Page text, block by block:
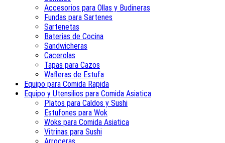
Accesorios para Ollas y Budineras
Fundas para Sartenes
Sartenetas
Baterias de Cocina
Sandwicheras
Cacerolas
Tapas para Cazos
Wafleras de Estufa
Equipo para Comida Rapida
Equipo y Utensilios para Comida Asiatica
Platos para Caldos y Sushi
Estufones para Wok
Woks para Comida Asiatica
Vitrinas para Sushi